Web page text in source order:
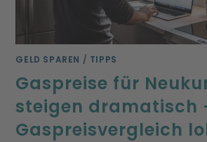
GELD SPAREN / TIPPS
Gaspreise für
steigen dramatisch
Gaspreisvergleich